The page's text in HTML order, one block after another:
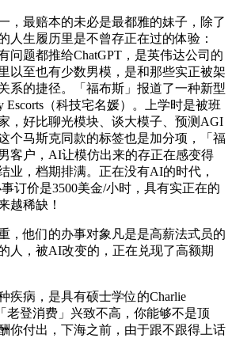
最赔本的未必是最都雅的妹子，除了
人生履历里是不曾存正在过的体验：
问题都推给ChatGPT，是英伟达公司的
至也有少数男模，是和那些实正被架
系的捷径。「福布斯」报道了一种新型
Escorts（科技宅名媛）。上学时是被班
，好比聊光模块、谈大模子、预测AGI
个马斯克同款的标签也是加分项，「福
客户，AI让模仿出来的存正在感变得
业，档期排满。正在没有AI的时代，
订价是3500美金/小时，具有实正在的
越稀缺！
他们的办事对象凡是是高薪法式员的
人，被AI改变的，正在兑现了高额期
病，是具有硕士学位的Charlie
老登消费」兴致不高，你能够不是顶
你付出，下海之前，由于跟不跟得上话